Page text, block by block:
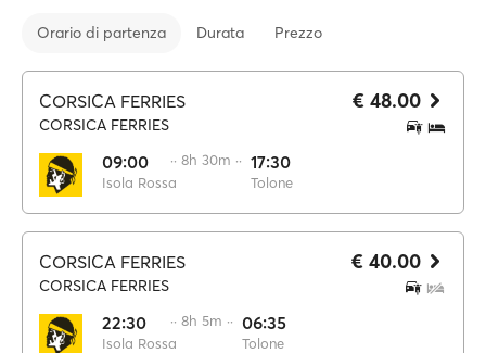
Orario di partenza Durata Prezzo
CORSICA FERRIES
CORSICA FERRIES
09:00
Isola Rossa
·· 8h 30m ·· 17:30
Tolone
€ 48.00
CORSICA FERRIES
CORSICA FERRIES
22:30
Isola Rossa
·· 8h 5m ·· 06:35
Tolone
€ 40.00